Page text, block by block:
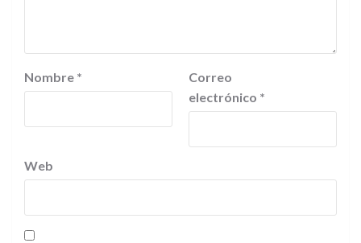
Nombre *
Correo
electrónico *
Web